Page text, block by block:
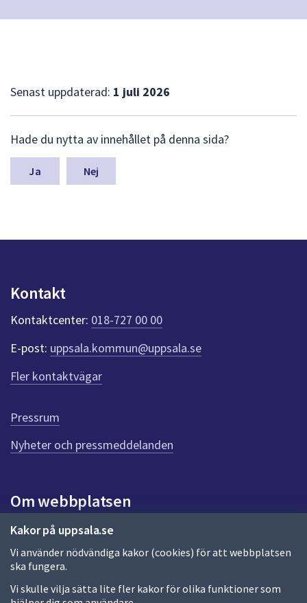
Kakor på uppsala.se
Vi använder nödvändiga kakor (cookies) för att webbplatsen
ska fungera.
Vi skulle vilja sätta lite fler kakor för olika funktioner som
Senast uppdaterad: 1 juli 2026
ä
m
a
p
k
t
e
f
r
d
n
n
a
a
Hade du nytta av innehållet på denna sida?
Nej
Kontakt
Kontaktcenter: 018-727 00 00
E-post: uppsala.kommun@uppsala.se
Fler kontaktvägar
Pressrum
Nyheter och pressmeddelanden
Om webbplatsen
Om webbplatsen
Allmänna handlingar och diarium
Behandling av personuppgifter